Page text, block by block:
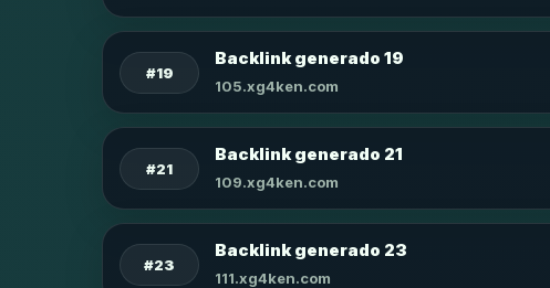
#19
Backlink generado 19
105.xg4ken.com
#21
Backlink generado 21
109.xg4ken.com
#23
Backlink generado 23
111.xg4ken.com